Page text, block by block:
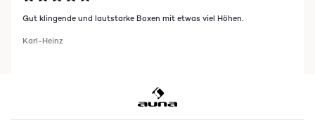
Gut klingende und lautstarke Boxen mit etwas viel Höhen.
Karl-Heinz